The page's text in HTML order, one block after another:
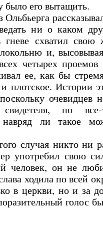
было его вытащить.
ни о каком
схватил свою
и,
четырех
ее, как бы
плотское. Истории
очевидцев
свидетеля, но
навряд ли такое
случая никто ни
употребил свою
человек, он не
ходила по всей
в церкви, но и за
голос